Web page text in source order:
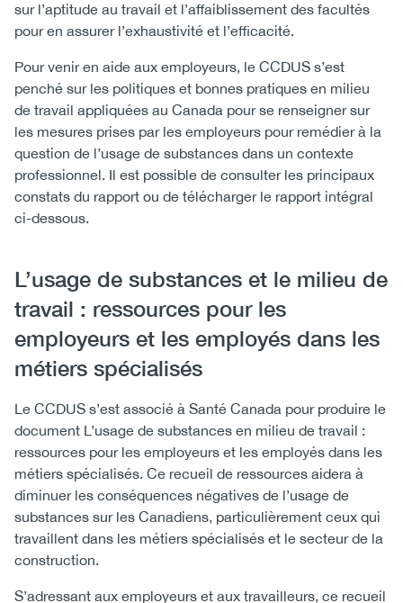
sur l’aptitude au travail et l’affaiblissement des facultés
pour en assurer l’exhaustivité et l’efficacité.
Pour venir en aide aux employeurs, le CCDUS s’est
penché sur les politiques et bonnes pratiques en milieu
de travail appliquées au Canada pour se renseigner sur
les mesures prises par les employeurs pour remédier à la
question de l’usage de substances dans un contexte
professionnel. Il est possible de consulter les principaux
constats du rapport ou de télécharger le rapport intégral
ci-dessous.
L’usage de substances et le milieu de
travail : ressources pour les
employeurs et les employés dans les
métiers spécialisés
Le CCDUS s’est associé à Santé Canada pour produire le
document L’usage de substances en milieu de travail :
ressources pour les employeurs et les employés dans les
métiers spécialisés. Ce recueil de ressources aidera à
diminuer les conséquences négatives de l’usage de
substances sur les Canadiens, particulièrement ceux qui
travaillent dans les métiers spécialisés et le secteur de la
construction.
S’adressant aux employeurs et aux travailleurs, ce recueil